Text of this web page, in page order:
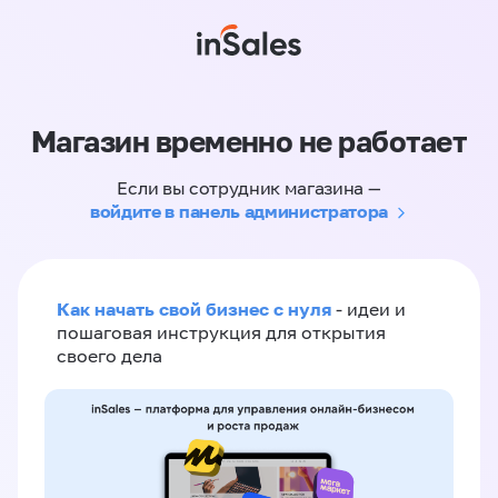
Магазин временно не работает
Если вы сотрудник магазина —
войдите в панель администратора
Как начать свой бизнес с нуля - идеи и
пошаговая инструкция для открытия
своего дела